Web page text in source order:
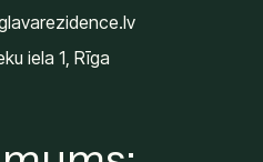
iela 1, Rīga